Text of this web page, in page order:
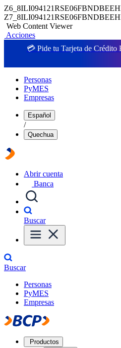
Web Content Viewer
Acciones
💳 Pide tu Tarjeta de Crédito
Personas
PyMES
Empresas
Español
/
Quechua
Abrir cuenta
Banca
Buscar
Buscar
Personas
PyMES
Empresas
Productos